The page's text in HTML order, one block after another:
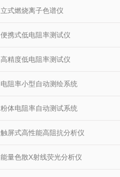
立式燃烧离子色谱仪
便携式低电阻率测试仪
高精度低电阻率测试仪
电阻率小型自动测绘系统
粉体电阻率自动测试系统
触屏式高性能高阻抗分析仪
能量色散X射线荧光分析仪